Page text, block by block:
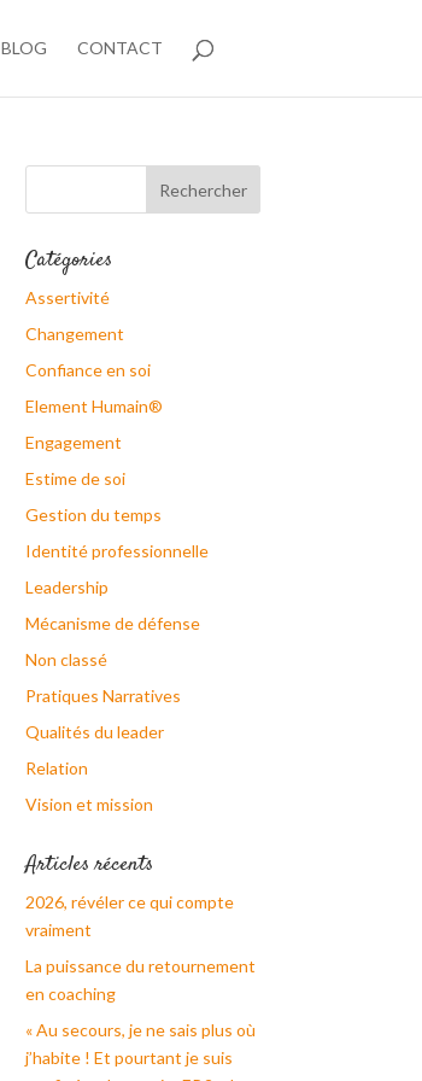
BLOG CONTACT
Catégories
Assertivité
Changement
Confiance en soi
Element Humain®
Engagement
Estime de soi
Gestion du temps
Identité professionnelle
Leadership
Mécanisme de défense
Non classé
Pratiques Narratives
Qualités du leader
Relation
Vision et mission
Articles récents
2026, révéler ce qui compte
vraiment
La puissance du retournement
en coaching
« Au secours, je ne sais plus où
j’habite ! Et pourtant je suis